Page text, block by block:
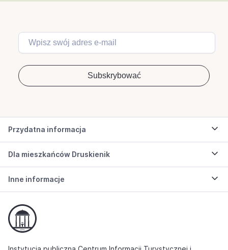
Przydatna informacja
Dla mieszkańców Druskienik
Inne informacje